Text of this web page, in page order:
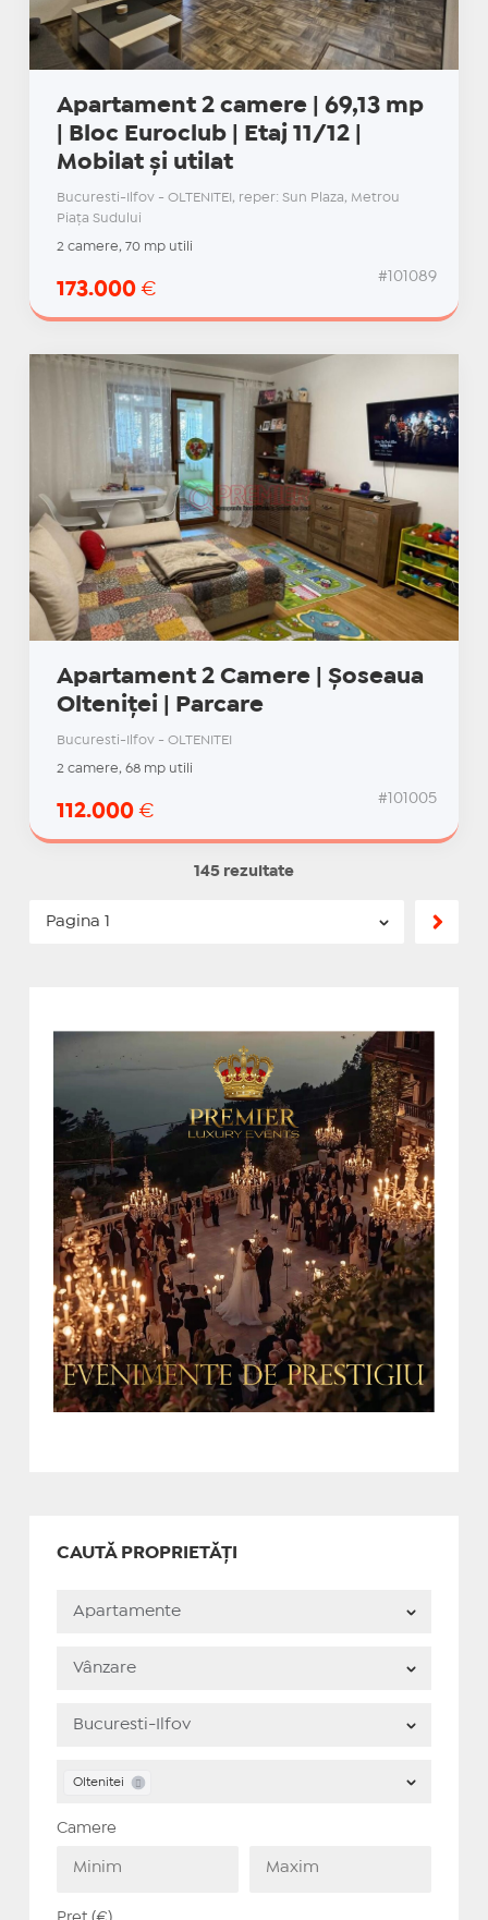
Apartament 2 camere | 69,13 mp
| Bloc Euroclub | Etaj 11/12 |
Mobilat și utilat
Bucuresti-Ilfov - OLTENITEI, reper: Sun Plaza, Metrou
Piața Sudului
2 camere, 70 mp utili
173.000 €
#101089
Apartament 2 Camere | Șoseaua
Olteniței | Parcare
Bucuresti-Ilfov - OLTENITEI
2 camere, 68 mp utili
112.000 €
#101005
145 rezultate
CAUTĂ PROPRIETĂȚI
Oltenitei
Camere